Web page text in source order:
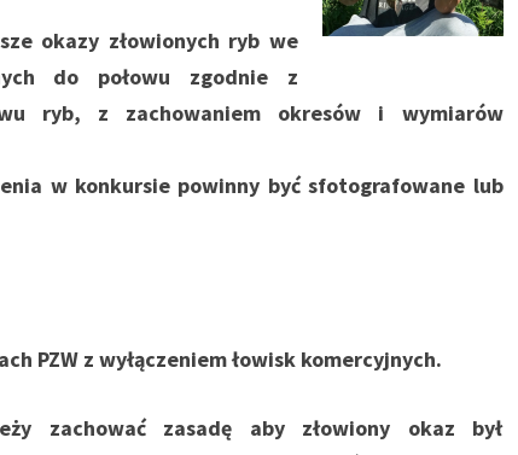
okazy złowionych ryb we
do połowu zgodnie z
ryb, z zachowaniem okresów i wymiarów
w konkursie powinny być sfotografowane lub
PZW z wyłączeniem łowisk komercyjnych.
zachować zasadę aby złowiony okaz był